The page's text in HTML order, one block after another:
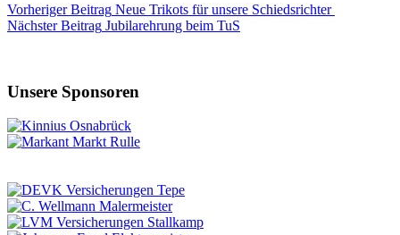
VorherigerBeitrag Neue Trikots für unsere Schiedsrichter
NächsterBeitrag Jubilarehrung beim TuS
Unsere Sponsoren